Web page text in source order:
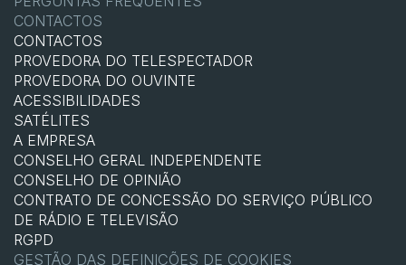
CONTACTOS
CONTACTOS
PROVEDORA DO TELESPECTADOR
PROVEDORA DO OUVINTE
ACESSIBILIDADES
SATÉLITES
A EMPRESA
CONSELHO GERAL INDEPENDENTE
CONSELHO DE OPINIÃO
CONTRATO DE CONCESSÃO DO SERVIÇO PÚBLICO
DE RÁDIO E TELEVISÃO
RGPD
GESTÃO DAS DEFINIÇÕES DE COOKIES